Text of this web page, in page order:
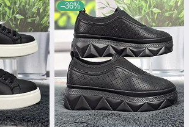
–36%